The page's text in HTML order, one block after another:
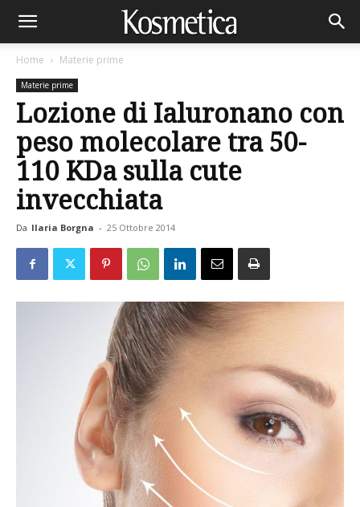
Home Materie prime
Materie prime
Lozione di Ialuronano con
peso molecolare tra 50-
110 KDa sulla cute
invecchiata
Da Ilaria Borgna - 25 Ottobre 2014